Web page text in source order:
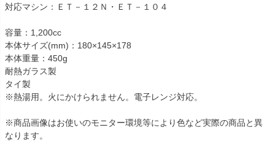
対応マシン：ＥＴ－１２Ｎ・ＥＴ－１０４
容量：1,200cc
本体サイズ(mm)：180×145×178
本体重量：450g
耐熱ガラス製
タイ製
※熱湯用。火にかけられません。電子レンジ対応。
※商品画像はお使いのモニター環境等により色など実際の商品と異
なります。